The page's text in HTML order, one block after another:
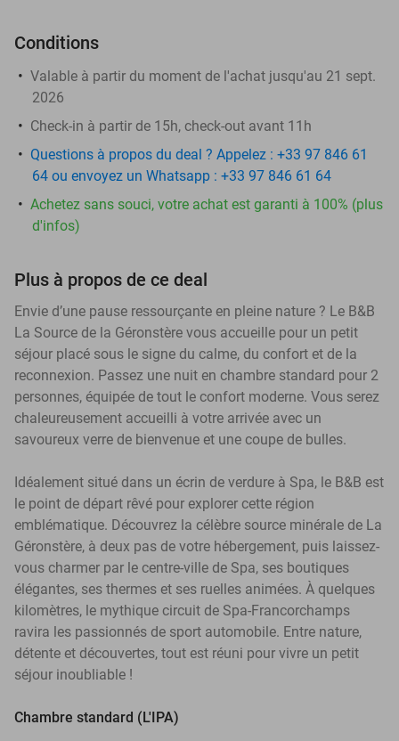
Conditions
Valable à partir du moment de l'achat jusqu'au 21 sept.
2026
Check-in à partir de 15h, check-out avant 11h
Questions à propos du deal ? Appelez : +33 97 846 61
64 ou envoyez un Whatsapp : +33 97 846 61 64
Achetez sans souci, votre achat est garanti à 100% (plus
d'infos)
Plus à propos de ce deal
Envie d’une pause ressourçante en pleine nature ? Le B&B
La Source de la Géronstère vous accueille pour un petit
séjour placé sous le signe du calme, du confort et de la
reconnexion. Passez une nuit en chambre standard pour 2
personnes, équipée de tout le confort moderne. Vous serez
chaleureusement accueilli à votre arrivée avec un
savoureux verre de bienvenue et une coupe de bulles.
Idéalement situé dans un écrin de verdure à Spa, le B&B est
le point de départ rêvé pour explorer cette région
emblématique. Découvrez la célèbre source minérale de La
Géronstère, à deux pas de votre hébergement, puis laissez-
vous charmer par le centre-ville de Spa, ses boutiques
élégantes, ses thermes et ses ruelles animées. À quelques
kilomètres, le mythique circuit de Spa-Francorchamps
ravira les passionnés de sport automobile. Entre nature,
détente et découvertes, tout est réuni pour vivre un petit
séjour inoubliable !
Chambre standard (L'IPA)